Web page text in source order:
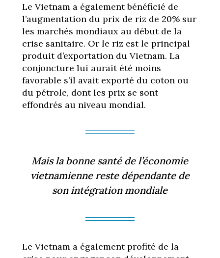
Le Vietnam a également bénéficié de
l’augmentation du prix de riz de 20% sur
les marchés mondiaux au début de la
crise sanitaire. Or le riz est le principal
produit d’exportation du Vietnam. La
conjoncture lui aurait été moins
favorable s’il avait exporté du coton ou
du pétrole, dont les prix se sont
effondrés au niveau mondial.
Mais la bonne santé de l’économie
vietnamienne reste dépendante de
son intégration mondiale
Le Vietnam a également profité de la